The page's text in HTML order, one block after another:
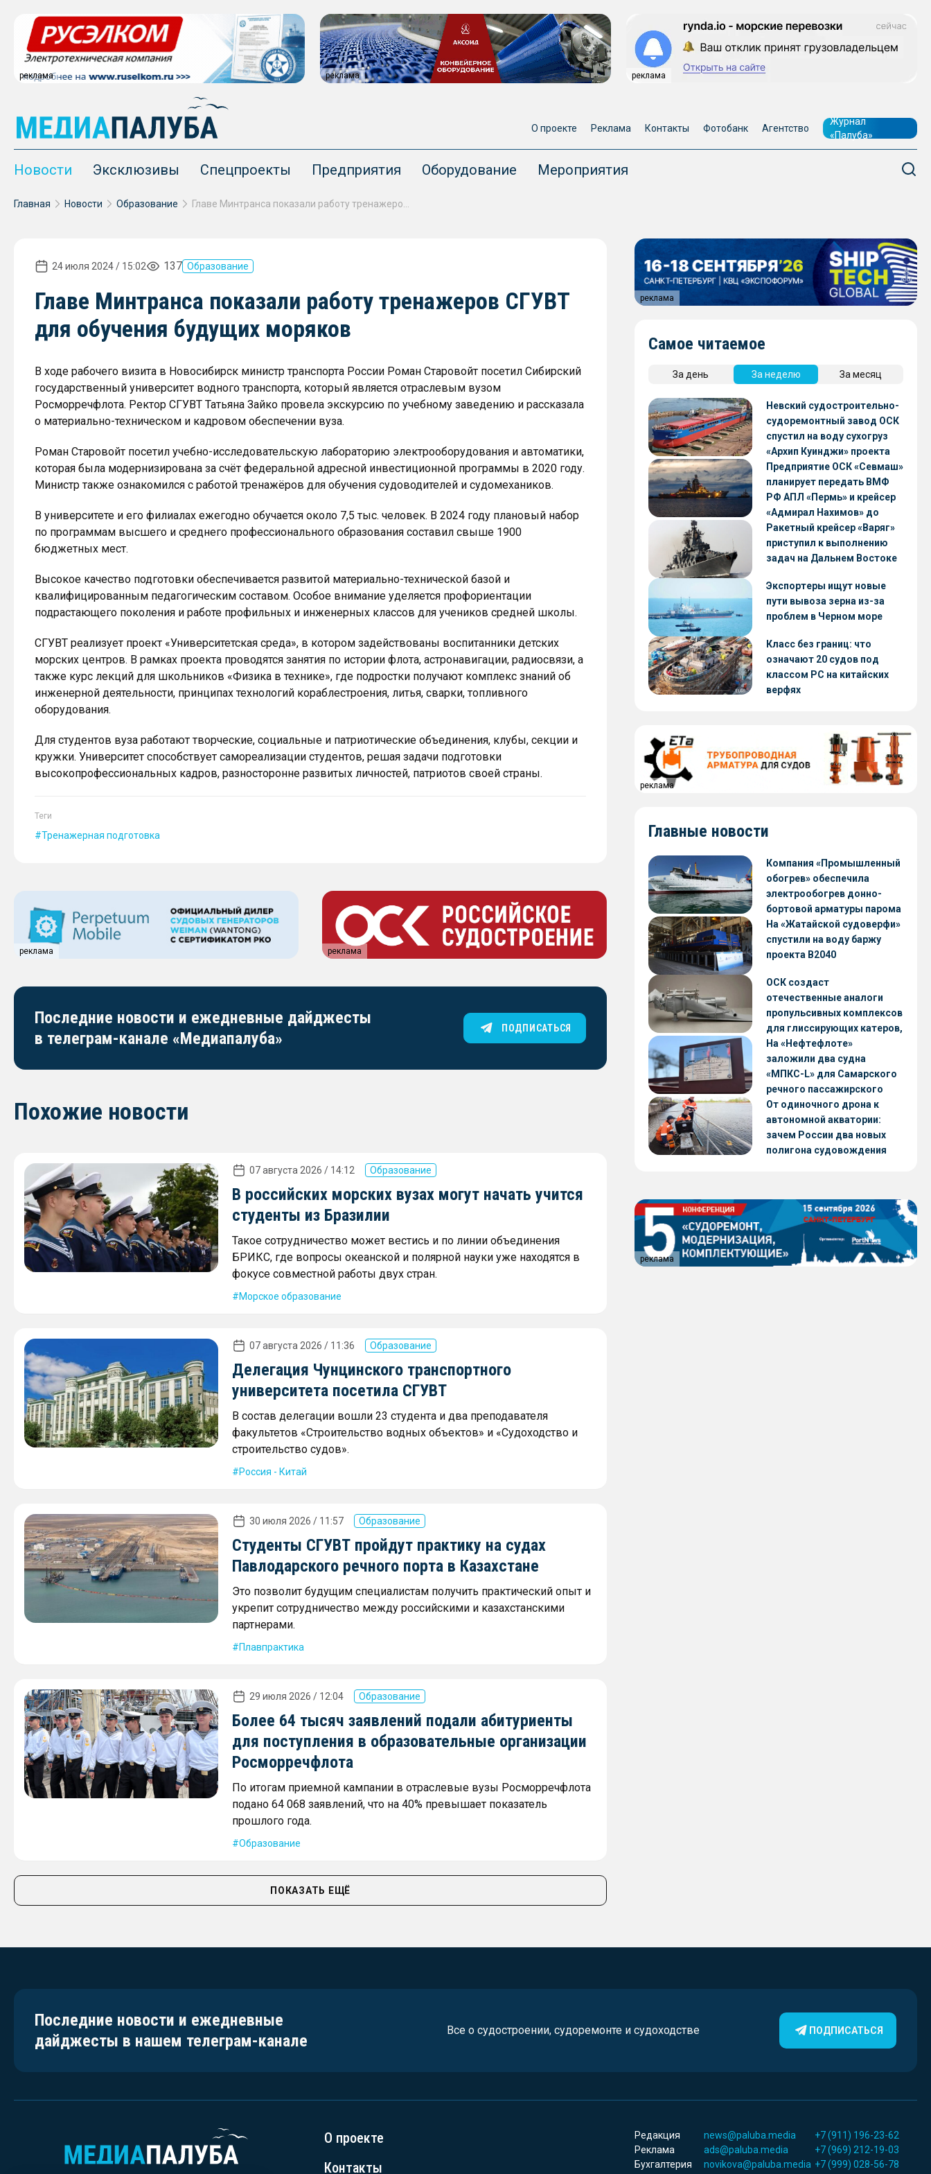
реклама реклама реклама
О проекте Реклама Контакты Фотобанк Агентство
Журнал
«Палуба»
Новости Эксклюзивы Спецпроекты Предприятия Оборудование Мероприятия
Главная Новости Образование
24 июля 2024 / 15:02 137 Образование
Главе Минтранса показали работу тренажеров СГУВТ
для обучения будущих моряков
В ходе рабочего визита в Новосибирск министр транспорта России Роман Старовойт посетил Сибирский
государственный университет водного транспорта, который является отраслевым вузом
Росморречфлота. Ректор СГУВТ Татьяна Зайко провела экскурсию по учебному заведению и рассказала
о материально-техническом и кадровом обеспечении вуза.
Роман Старовойт посетил учебно-исследовательскую лабораторию электрооборудования и автоматики,
которая была модернизирована за счёт федеральной адресной инвестиционной программы в 2020 году.
Министр также ознакомился с работой тренажёров для обучения судоводителей и судомехаников.
В университете и его филиалах ежегодно обучается около 7,5 тыс. человек. В 2024 году плановый набор
по программам высшего и среднего профессионального образования составил свыше 1900
бюджетных мест.
Высокое качество подготовки обеспечивается развитой материально-технической базой и
квалифицированным педагогическим составом. Особое внимание уделяется профориентации
подрастающего поколения и работе профильных и инженерных классов для учеников средней школы.
СГУВТ реализует проект «Университетская среда», в котором задействованы воспитанники детских
морских центров. В рамках проекта проводятся занятия по истории флота, астронавигации, радиосвязи, а
также курс лекций для школьников «Физика в технике», где подростки получают комплекс знаний об
инженерной деятельности, принципах технологий кораблестроения, литья, сварки, топливного
оборудования.
Для студентов вуза работают творческие, социальные и патриотические объединения, клубы, секции и
кружки. Университет способствует самореализации студентов, решая задачи подготовки
высокопрофессиональных кадров, разносторонне развитых личностей, патриотов своей страны.
Теги
Тренажерная подготовка
реклама реклама
Последние новости и ежедневные дайджесты
в телеграм-канале «Медиапалуба»
ПОДПИСАТЬСЯ
Похожие новости
07 августа 2026 / 14:12 Образование
В российских морских вузах могут начать учится
студенты из Бразилии
Такое сотрудничество может вестись и по линии объединения
БРИКС, где вопросы океанской и полярной науки уже находятся в
фокусе совместной работы двух стран.
Морское образование
07 августа 2026 / 11:36 Образование
Делегация Чунцинского транспортного
университета посетила СГУВТ
В состав делегации вошли 23 студента и два преподавателя
факультетов «Строительство водных объектов» и «Судоходство и
строительство судов».
Россия - Китай
30 июля 2026 / 11:57 Образование
Студенты СГУВТ пройдут практику на судах
Павлодарского речного порта в Казахстане
Это позволит будущим специалистам получить практический опыт и
укрепит сотрудничество между российскими и казахстанскими
партнерами.
Плавпрактика
29 июля 2026 / 12:04 Образование
Более 64 тысяч заявлений подали абитуриенты
для поступления в образовательные организации
Росморречфлота
По итогам приемной кампании в отраслевые вузы Росморречфлота
подано 64 068 заявлений, что на 40% превышает показатель
прошлого года.
Образование
ПОКАЗАТЬ ЕЩЁ
реклама
Самое читаемое
За день За неделю За месяц
Невский судостроительно-
судоремонтный завод ОСК
спустил на воду сухогруз
«Архип Куинджи» проекта
RSD59
Предприятие ОСК «Севмаш»
планирует передать ВМФ
РФ АПЛ «Пермь» и крейсер
«Адмирал Нахимов» до
конца 2026 года
Ракетный крейсер «Варяг»
приступил к выполнению
задач на Дальнем Востоке
Экспортеры ищут новые
пути вывоза зерна из-за
проблем в Черном море
Класс без границ: что
означают 20 судов под
классом РС на китайских
верфях
реклама
Главные новости
Компания «Промышленный
обогрев» обеспечила
электрообогрев донно-
бортовой арматуры парома
«Петропавловск» проекта
CNF22
На «Жатайской судоверфи»
спустили на воду баржу
проекта В2040
ОСК создаст
отечественные аналоги
пропульсивных комплексов
для глиссирующих катеров,
скоростных судов и судов с
малой осадкой
На «Нефтефлоте»
заложили два судна
«МПКС-L» для Самарского
речного пассажирского
предприятия
От одиночного дрона к
автономной акватории:
зачем России два новых
полигона судовождения
реклама
Последние новости и ежедневные
дайджесты в нашем телеграм-канале
Все о судостроении, судоремонте и судоходстве ПОДПИСАТЬСЯ
О проекте
Контакты
Редакция news@paluba.media
+7 (911) 196-23-62
Реклама
ads@paluba.media
+7 (969) 212-19-03
Бухгалтерия
novikova@paluba.media +7 (999) 028-56-78